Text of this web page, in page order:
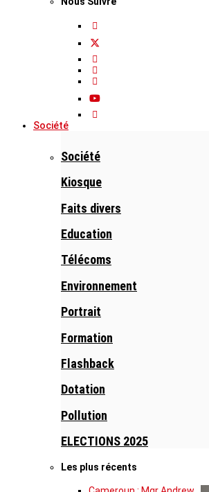
Société
Société
Kiosque
Faits divers
Education
Télécoms
Environnement
Portrait
Formation
Flashback
Dotation
Pollution
ELECTIONS 2025
Les plus récents